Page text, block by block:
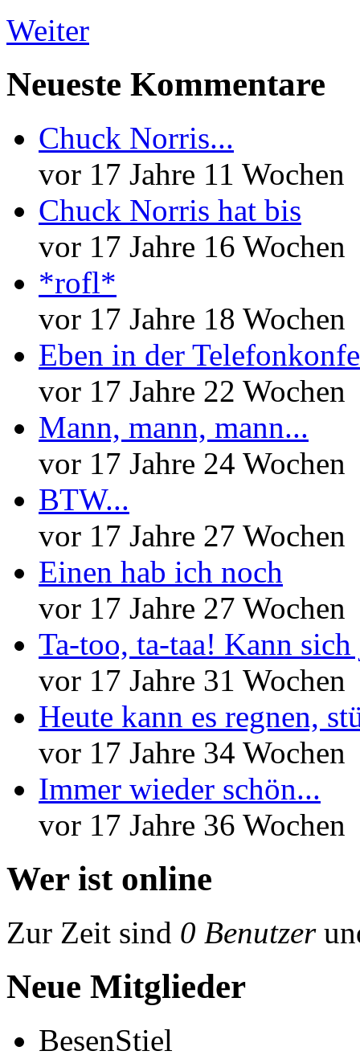
Weiter
Neueste Kommentare
Chuck Norris...
vor 17 Jahre 11 Wochen
Chuck Norris hat bis
vor 17 Jahre 16 Wochen
*rofl*
vor 17 Jahre 18 Wochen
Eben in der
vor 17 Jahre 22 Wochen
Mann, mann, mann...
vor 17 Jahre 24 Wochen
BTW...
vor 17 Jahre 27 Wochen
Einen hab ich noch
vor 17 Jahre 27 Wochen
Ta-too, ta-taa! Kann
vor 17 Jahre 31 Wochen
Heute kann es regnen,
vor 17 Jahre 34 Wochen
Immer wieder schön...
vor 17 Jahre 36 Wochen
Wer ist online
Zur Zeit sind 0 Benutzer
Neue Mitglieder
BesenStiel